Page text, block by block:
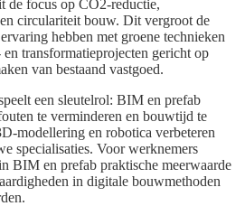
de focus op CO2-reductie,
circulariteit bouw. Dit vergroot de
hebben met groene technieken
transformatieprojecten gericht op
van bestaand vastgoed.
een sleutelrol: BIM en prefab
te verminderen en bouwtijd te
modellering en robotica verbeteren
specialisaties. Voor werknemers
BIM en prefab praktische meerwaarde
in digitale bouwmethoden